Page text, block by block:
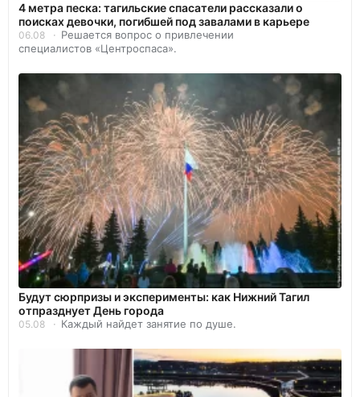
4 метра песка: тагильские спасатели рассказали о
поисках девочки, погибшей под завалами в карьере
06.08
Решается вопрос о привлечении
специалистов «Центроспаса».
Будут сюрпризы и эксперименты: как Нижний Тагил
отпразднует День города
05.08 Каждый найдет занятие по душе.